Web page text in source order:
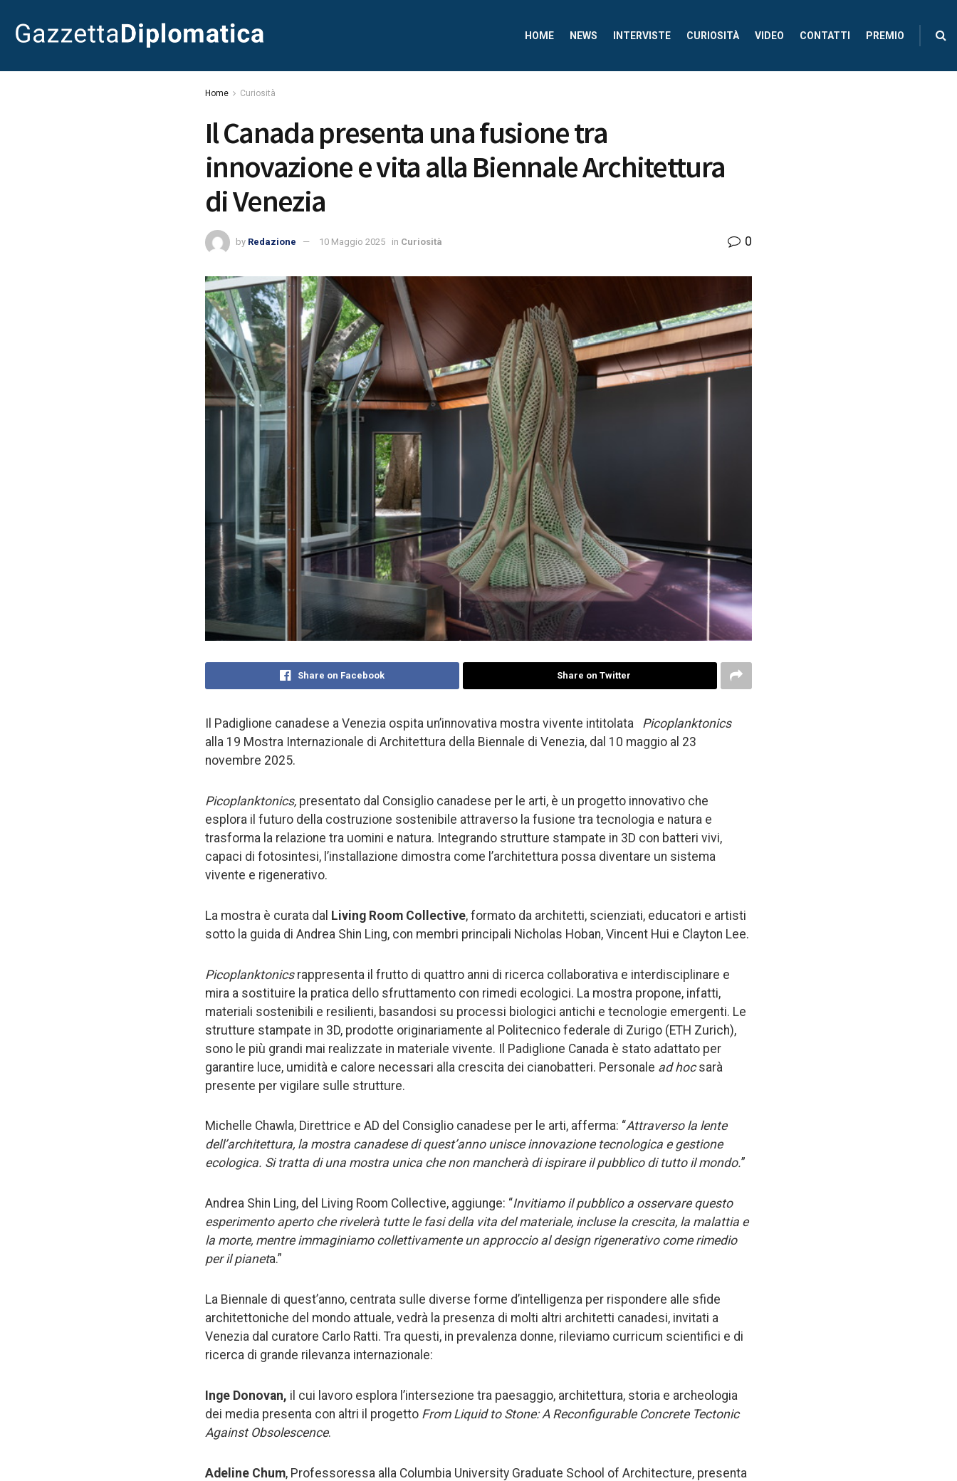
HOME NEWS INTERVISTE CURIOSITÀ VIDEO CONTATTI PREMIO
Home Curiosità
Il Canada presenta una fusione tra
innovazione e vita alla Biennale Architettura
di Venezia
by Redazione 10 Maggio 2025 in Curiosità 0
Share on Facebook Share on Twitter
Il Padiglione canadese a Venezia ospita un’innovativa mostra vivente intitolata Picoplanktonics
alla 19 Mostra Internazionale di Architettura della Biennale di Venezia, dal 10 maggio al 23
novembre 2025.
Picoplanktonics, presentato dal Consiglio canadese per le arti, è un progetto innovativo che
esplora il futuro della costruzione sostenibile attraverso la fusione tra tecnologia e natura e
trasforma la relazione tra uomini e natura. Integrando strutture stampate in 3D con batteri vivi,
capaci di fotosintesi, l’installazione dimostra come l’architettura possa diventare un sistema
vivente e rigenerativo.
La mostra è curata dal Living Room Collective, formato da architetti, scienziati, educatori e artisti
sotto la guida di Andrea Shin Ling, con membri principali Nicholas Hoban, Vincent Hui e Clayton Lee.
Picoplanktonicsrappresenta il frutto di quattro anni di ricerca collaborativa e interdisciplinare e
mira a sostituire la pratica dello sfruttamento con rimedi ecologici. La mostra propone, infatti,
materiali sostenibili e resilienti, basandosi su processi biologici antichi e tecnologie emergenti. Le
strutture stampate in 3D, prodotte originariamente al Politecnico federale di Zurigo (ETH Zurich),
sono le più grandi mai realizzate in materiale vivente. Il Padiglione Canada è stato adattato per
garantire luce, umidità e calore necessari alla crescita dei cianobatteri. Personale ad hocsarà
presente per vigilare sulle strutture.
Michelle Chawla, Direttrice e AD del Consiglio canadese per le arti, afferma: “Attraverso la lente
dell’architettura, la mostra canadese di quest’anno unisce innovazione tecnologica e gestione
ecologica. Si tratta di una mostra unica che non mancherà di ispirare il pubblico di tutto il mondo.”
Andrea Shin Ling, del Living Room Collective, aggiunge: “Invitiamo il pubblico a osservare questo
esperimento aperto che rivelerà tutte le fasi della vita del materiale, incluse la crescita, la malattia e
la morte, mentre immaginiamo collettivamente un approccio al design rigenerativo come rimedio
per il pianeta.”
La Biennale di quest’anno, centrata sulle diverse forme d’intelligenza per rispondere alle sfide
architettoniche del mondo attuale, vedrà la presenza di molti altri architetti canadesi, invitati a
Venezia dal curatore Carlo Ratti. Tra questi, in prevalenza donne, rileviamo curricum scientifici e di
ricerca di grande rilevanza internazionale:
Inge Donovan, il cui lavoro esplora l’intersezione tra paesaggio, architettura, storia e archeologia
dei media presenta con altri il progetto From Liquid to Stone: A Reconfigurable Concrete Tectonic
Against Obsolescence.
Adeline Chum, Professoressa alla Columbia University Graduate School of Architecture, presenta